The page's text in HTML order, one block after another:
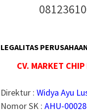
LEGALITAS
CV. MARKET
Direktur :Widya Ayu
Nomor SK :AHU-